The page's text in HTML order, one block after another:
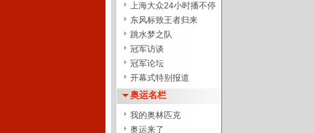
上海大众24小时播不停
东风标致王者归来
跳水梦之队
冠军访谈
冠军论坛
开幕式特别报道
奥运名栏
我的奥林匹克
奥运来了